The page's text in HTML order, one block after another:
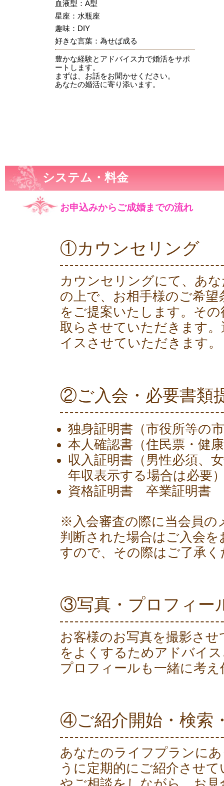
血液型：A型
星座：水瓶座
趣味：DIY
好きな言葉：為せば成る
豊かな経験とアドバイス力で婚活をサポ
ートします。
まずは、お話をお聞かせください。
あなたの婚活に寄り添います。
システム・料金
お申込みからご成婚までの流れ
①カウンセリング
カウンセリングにて、あ
の上で、お相手様のご希
をご提案いたします。そ
取らさせていただきます
イスさせていただきます。
②ご入会・必要書類
独身証明書（市役所等の
本人確認書（住民票・健
収入証明書（男性必須、
年収表示する場合は必要
資格証明書 卒業証明書
※入会審査の際に当会員の
判断された場合はご入会
すので、その際はご了承く
③写真・プロフィー
お客様のお写真を撮影さ
をよくするためアドバイ
プロフィールも一緒に考
④ご紹介開始・検索
あなたのライフプランに
うに定期的にご紹介させ